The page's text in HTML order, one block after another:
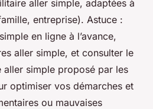
aller simple, adaptées à
entreprise). Astuce :
en ligne à l’avance,
aller simple, et consulter le
simple proposé par les
optimiser vos démarches et
ou mauvaises